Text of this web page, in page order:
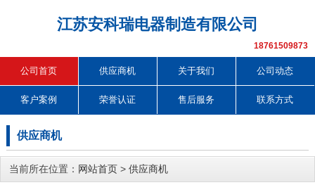
江苏安科瑞电器制造有限公司
18761509873
公司首页 供应商机 关于我们 公司动态
客户案例 荣誉认证 售后服务 联系方式
供应商机
当前所在位置： 网站首页 > 供应商机